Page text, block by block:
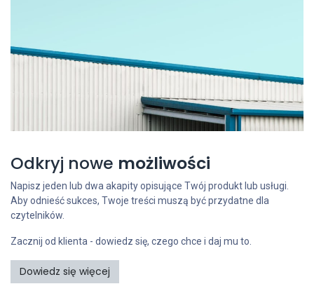
Odkryj nowe możliwości
Napisz jeden lub dwa akapity opisujące Twój produkt lub usługi.
Aby odnieść sukces, Twoje treści muszą być przydatne dla
czytelników.
Zacznij od klienta - dowiedz się, czego chce i daj mu to.
Dowiedz się więcej